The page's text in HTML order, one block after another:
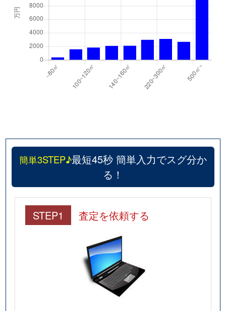
簡単3STEP♪最短45秒 簡単入力でスグ分か
る！
STEP1 査定を依頼する